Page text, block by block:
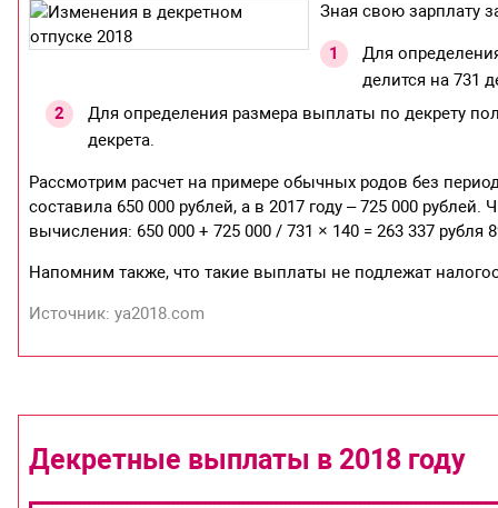
Зная свою зарплату
Для
делится на 731
Для определения размера выплаты по декрету
декрета.
Рассмотрим расчет на примере обычных родов без
составила 650 000 рублей, а в 2017 году – 725 000
вычисления: 650 000 + 725 000 / 731 × 140 = 263 337
Напомним также, что такие выплаты не подлежат
Источник: ya2018.com
Декретные выплаты в 2018 году